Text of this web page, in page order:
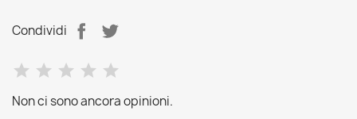
Condividi
Non ci sono ancora opinioni.